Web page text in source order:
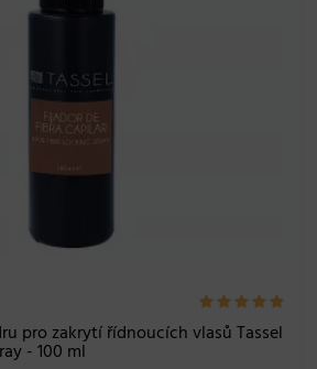
pro zakrytí řídnoucích vlasů Tassel
- 100 ml